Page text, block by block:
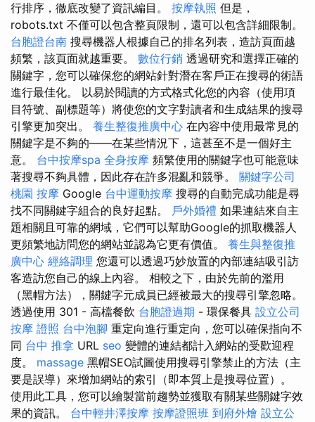
行排序，徹底改變了資訊編目。 按摩執照 但是，
robots.txt 不僅可以包含整頁限制，還可以包含詳細限制。
台胞證台南 搜尋機器人根據自己的排名列表，造訪頁面越
頻繁，該頁面就越重要。 數位行銷 透過研究和選擇正確的
關鍵字，您可以確保您的網站針對潛在客戶正在搜尋的術語
進行最佳化。 以易於閱讀的方式格式化您的內容（使用項
目符號、副標題等）將使您的文字對讀者和生成結果的搜尋
引擎更加突出。 養生整復推廣中心 在內容中使用最常見的
關鍵字是不夠的——在某些情況下，這甚至不是一個好主
意。 台中按摩spa 全身按摩 頻繁使用的關鍵字也可能意味
著搜尋不夠具體，因此存在許多混亂和競爭。 關鍵字公司
桃園 按摩 Google 台中運動按摩 搜尋的自動完成功能是尋
找不同關鍵字組合的良好起點。 戶外婚禮 如果連結來自主
題相關且可靠的網域，它們可以幫助Google的抓取機器人
更頻繁地訪問您的網站並認為它更有價值。 養生與整復推
廣中心 經絡調理 您還可以透過巧妙放置的內部連結吸引訪
客造訪您自己的線上內容。 相較之下，由於先前的濫用
（黑帽方法），關鍵字元成員已經被最大的搜尋引擎忽略。
透過使用 301 - 高檔餐飲 台胞證過期 - 環保餐具 設立公司
按摩 證照 台中泡腳 重定向進行重定向，您可以確保指向不
同 台中 推拿 URL seo 變體的連結都計入網站的受歡迎程
度。 massage 黑帽SEO試圖使用搜尋引擎禁止的方法（主
要是誤導）來增加網站的索引（即本質上是搜尋位置）。
使用此工具，您可以繪製當前趨勢並獲取有關某些關鍵字效
果的資訊。 台中輕井澤按摩 按摩證照班 到府外燴 設立公